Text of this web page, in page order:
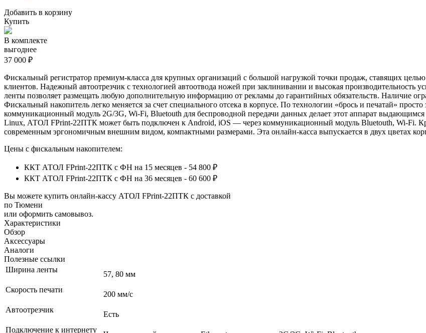
Добавить в корзину
Купить
В комплекте
выгоднее
37 000 ₽
Фискальный регистратор премиум-класса для крупных организаций с большой нагрузкой точки продаж, ставящих
клиентов. Надежный автоотрезчик с технологией автоотвода ножей при заклинивании и высокая производительность
ленты позволяет размещать любую дополнительную информацию от рекламы до гарантийных обязательств. Наличие
Фискальный накопитель легко меняется за счет специального отсека в корпусе. По технологии «брось и печатай»
коммуникационный модуль 2G/3G, Wi-Fi, Bluetouth для беспроводной передачи данных делает этот аппарат
Linux, АТОЛ FPrint-22ПТК может быть подключен к Android, iOS — через коммуникационный модуль Bluetouth, Wi-Fi.
современным эргономичным внешним видом, компактными размерами. Эта онлайн-касса выпускается в двух цветах
Цены с фискальным накопителем:
ККТ АТОЛ FPrint-22ПТК с ФН на 15 месяцев - 54 800 ₽
ККТ АТОЛ FPrint-22ПТК с ФН на 36 месяцев - 60 600 ₽
Вы можете купить онлайн‑кассу АТОЛ FPrint-22ПТК с доставкой
по Тюмени
или оформить самовывоз.
Характеристики
Обзор
Аксессуары
Аналоги
Полезные ссылки
Ширина ленты
57, 80 мм
Скорость печати
200 мм/с
Автоотрезчик
Есть
Подключение к интернету